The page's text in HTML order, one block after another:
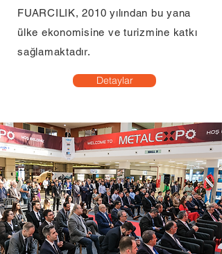
FUARCILIK, 2010 yılından bu yana
ülke ekonomisine ve turizmine katkı
sağlamaktadır.
Detaylar